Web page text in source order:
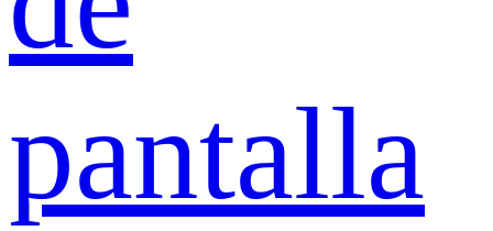
pantalla